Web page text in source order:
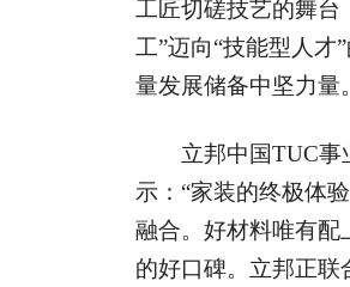
工匠切磋技艺的舞台
工”迈向“技能型人才
量发展储备中坚力量
立邦中国TUC事
示：“家装的终极体
融合。好材料唯有配
的好口碑。立邦正